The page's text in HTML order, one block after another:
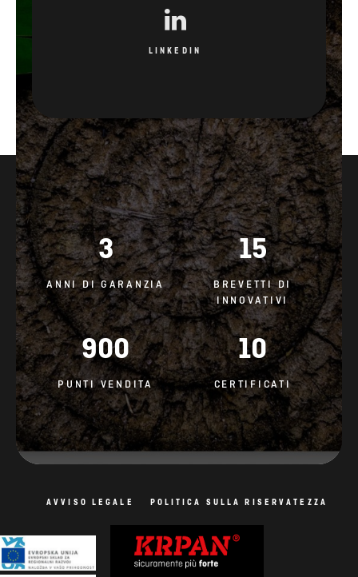
LINKEDIN
3
ANNI DI GARANZIA
15
BREVETTI DI
INNOVATIVI
900
PUNTI VENDITA
10
CERTIFICATI
AVVISO LEGALE POLITICA SULLA RISERVATEZZA